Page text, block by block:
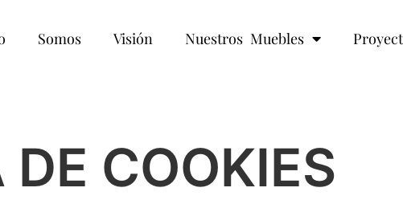
Somos Visión Nuestros Muebles
COOKIES